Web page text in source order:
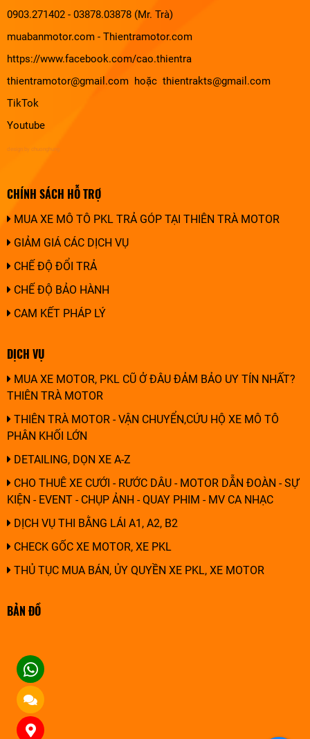
0903.271402 - 03878.03878 (Mr. Trà)
muabanmotor.com - Thientramotor.com
https://www.facebook.com/cao.thientra
thientramotor@gmail.com hoặc thientrakts@gmail.com
TikTok
Youtube
design by chuonghung
CHÍNH SÁCH HỖ TRỢ
MUA XE MÔ TÔ PKL TRẢ GÓP TẠI THIÊN TRÀ MOTOR
GIẢM GIÁ CÁC DỊCH VỤ
CHẾ ĐỘ ĐỔI TRẢ
CHẾ ĐỘ BẢO HÀNH
CAM KẾT PHÁP LÝ
DỊCH VỤ
MUA XE MOTOR, PKL CŨ Ở ĐÂU ĐẢM BẢO UY TÍN NHẤT?
THIÊN TRÀ MOTOR
THIÊN TRÀ MOTOR - VẬN CHUYỂN,CỨU HỘ XE MÔ TÔ
PHÂN KHỐI LỚN
DETAILING, DỌN XE A-Z
CHO THUÊ XE CƯỚI - RƯỚC DÂU - MOTOR DẪN ĐOÀN - SỰ
KIỆN - EVENT - CHỤP ẢNH - QUAY PHIM - MV CA NHẠC
DỊCH VỤ THI BẰNG LÁI A1, A2, B2
CHECK GỐC XE MOTOR, XE PKL
THỦ TỤC MUA BÁN, ỦY QUYỀN XE PKL, XE MOTOR
BẢN ĐỒ